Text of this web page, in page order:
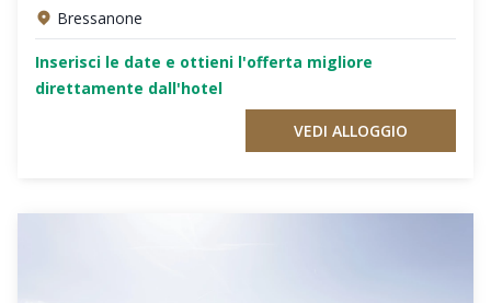
Bressanone
Inserisci le date e ottieni l'offerta migliore
direttamente dall'hotel
VEDI ALLOGGIO